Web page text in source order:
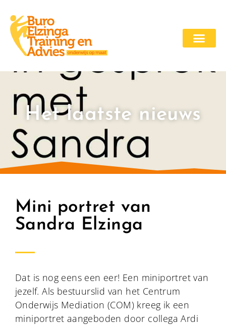
Het laatste nieuws
Mini portret van
Sandra Elzinga
Dat is nog eens een eer! Een miniportret van
jezelf. Als bestuurslid van het Centrum
Onderwijs Mediation (COM) kreeg ik een
miniportret aangeboden door collega Ardi